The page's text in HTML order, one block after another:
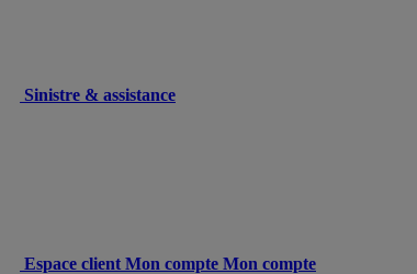
Sinistre & assistance
Espace client Mon compte Mon compte